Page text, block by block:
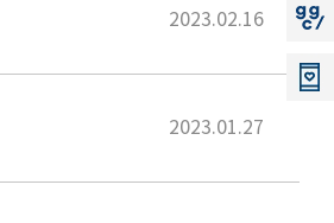
지지
2023.02.16
2023.01.27